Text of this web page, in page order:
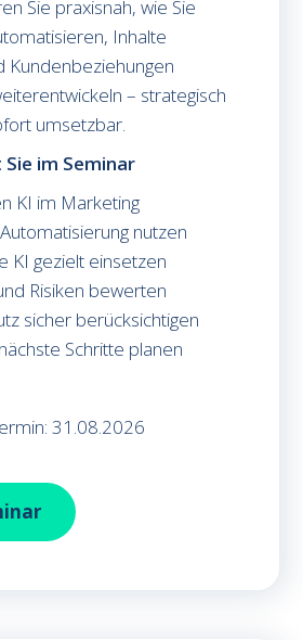
Sie praxisnah, wie Sie
Inhalte
Kundenbeziehungen
– strategisch
umsetzbar.
im Seminar
KI im Marketing
nutzen
KI gezielt einsetzen
Risiken bewerten
sicher berücksichtigen
Schritte planen
31.08.2026
im Marketing